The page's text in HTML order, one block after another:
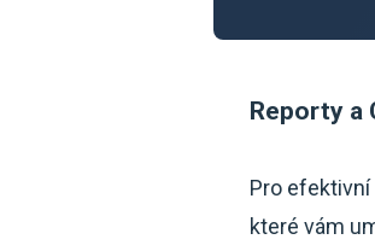
Reporty a
Pro
které vám